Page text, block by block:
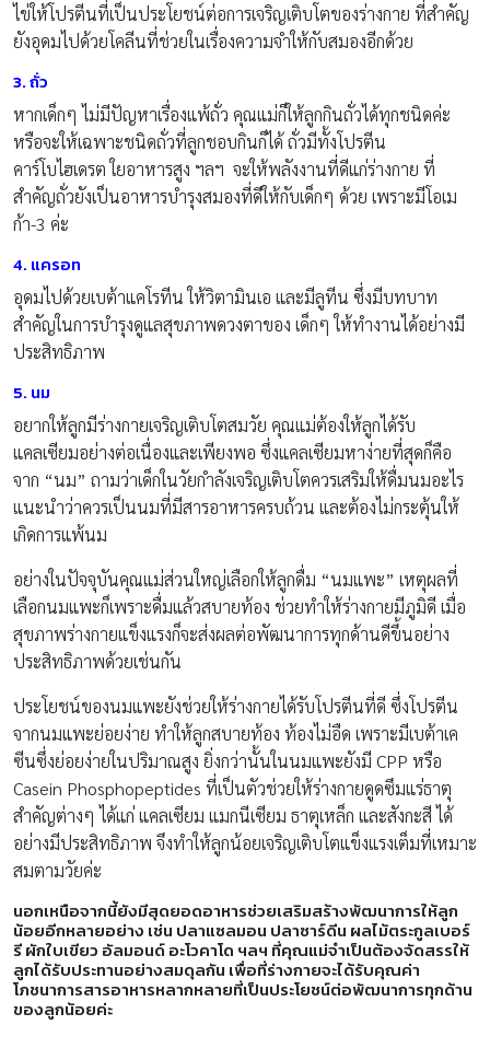
ไข่ให้โปรตีนที่เป็นประโยชน์ต่อการเจริญเติบโตของร่างกาย ที่สำคัญ
ยังอุดมไปด้วยโคลีนที่ช่วยในเรื่องความจำให้กับสมองอีกด้วย
3. ถั่ว
หากเด็กๆ ไม่มีปัญหาเรื่องแพ้ถั่ว คุณแม่ก็ให้ลูกกินถั่วได้ทุกชนิดค่ะ
หรือจะให้เฉพาะชนิดถั่วที่ลูกชอบกินก็ได้ ถั่วมีทั้งโปรตีน
คาร์โบไฮเดรต ใยอาหารสูง ฯลฯ จะให้พลังงานที่ดีแก่ร่างกาย ที่
สำคัญถั่วยังเป็นอาหารบำรุงสมองที่ดีให้กับเด็กๆ ด้วย เพราะมีโอเม
ก้า-3 ค่ะ
4. แครอท
อุดมไปด้วยเบต้าแคโรทีน ให้วิตามินเอ และมีลูทีน ซึ่งมีบทบาท
สำคัญในการบำรุงดูแลสุขภาพดวงตาของ เด็กๆ ให้ทำงานได้อย่างมี
ประสิทธิภาพ
5. นม
อยากให้ลูกมีร่างกายเจริญเติบโตสมวัย คุณแม่ต้องให้ลูกได้รับ
แคลเซียมอย่างต่อเนื่องและเพียงพอ ซึ่งแคลเซียมหาง่ายที่สุดก็คือ
จาก “นม” ถามว่าเด็กในวัยกำลังเจริญเติบโตควรเสริมให้ดื่มนมอะไร
แนะนำว่าควรเป็นนมที่มีสารอาหารครบถ้วน และต้องไม่กระตุ้นให้
เกิดการแพ้นม
อย่างในปัจจุบันคุณแม่ส่วนใหญ่เลือกให้ลูกดื่ม “นมแพะ” เหตุผลที่
เลือกนมแพะก็เพราะดื่มแล้วสบายท้อง ช่วยทำให้ร่างกายมีภูมิดี เมื่อ
สุขภาพร่างกายแข็งแรงก็จะส่งผลต่อพัฒนาการทุกด้านดีขึ้นอย่าง
ประสิทธิภาพด้วยเช่นกัน
ประโยชน์ของนมแพะยังช่วยให้ร่างกายได้รับโปรตีนที่ดี ซึ่งโปรตีน
จากนมแพะย่อยง่าย ทำให้ลูกสบายท้อง ท้องไม่อืด เพราะมีเบต้าเค
ซีนซึ่งย่อยง่ายในปริมาณสูง ยิ่งกว่านั้นในนมแพะยังมี CPP หรือ
Casein Phosphopeptides ที่เป็นตัวช่วยให้ร่างกายดูดซึมแร่ธาตุ
สำคัญต่างๆ ได้แก่ แคลเซียม แมกนีเซียม ธาตุเหล็ก และสังกะสี ได้
อย่างมีประสิทธิภาพ จึงทำให้ลูกน้อยเจริญเติบโตแข็งแรงเต็มที่เหมาะ
สมตามวัยค่ะ
นอกเหนือจากนี้ยังมีสุดยอดอาหารช่วยเสริมสร้างพัฒนาการให้ลูก
น้อยอีกหลายอย่าง เช่น ปลาแซลมอน ปลาซาร์ดีน ผลไม้ตระกูลเบอร์
รี ผักใบเขียว อัลมอนด์ อะโวคาโด ฯลฯ ที่คุณแม่จำเป็นต้องจัดสรรให้
ลูกได้รับประทานอย่างสมดุลกัน เพื่อที่ร่างกายจะได้รับคุณค่า
โภชนาการสารอาหารหลากหลายที่เป็นประโยชน์ต่อพัฒนาการทุกด้าน
ของลูกน้อยค่ะ